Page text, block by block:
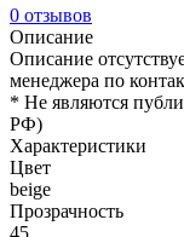
0 отзывов
Описание
Описание
менеджера по
* Не являются
РФ)
Характеристики
Цвет
beige
Прозрачность
45